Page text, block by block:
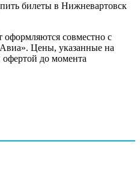
билеты в Нижневартовск
оформляются совместно с
Цены, указанные на
офертой до момента